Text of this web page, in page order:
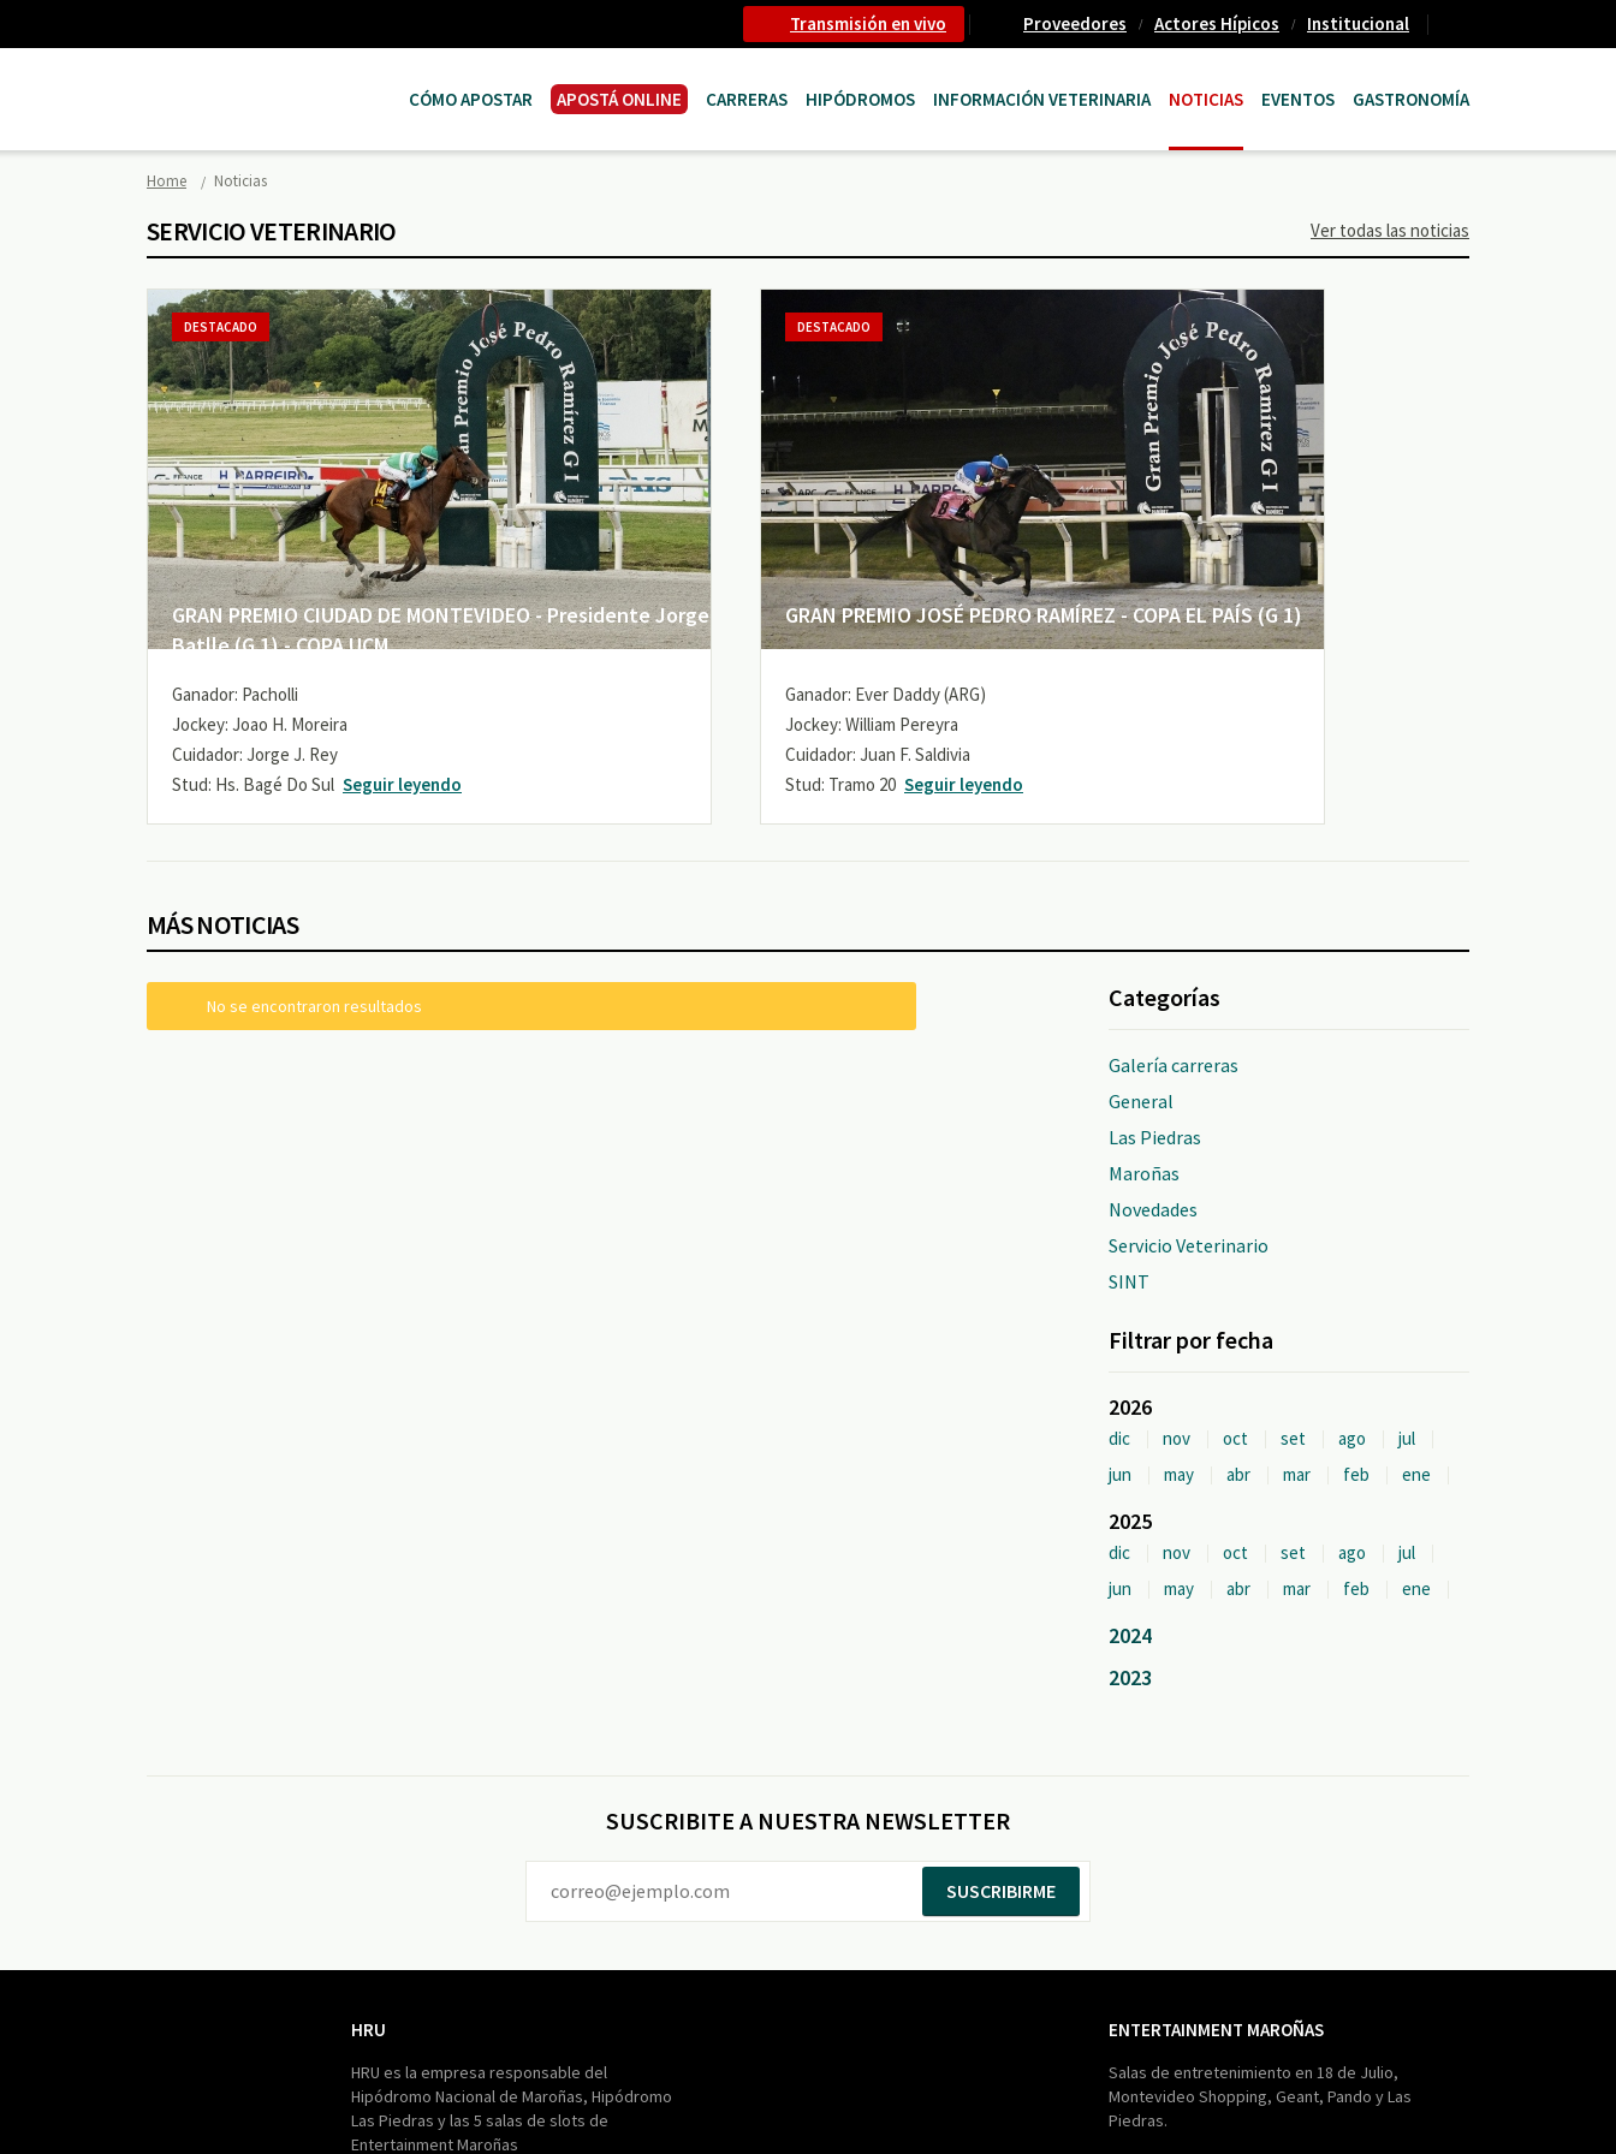
Transmisión en vivo Proveedores Actores Hípicos Institucional
CÓMO APOSTAR APOSTÁ ONLINE CARRERAS HIPÓDROMOS INFORMACIÓN VETERINARIA NOTICIAS EVENTOS GASTRONOMÍA
Home Noticias
SERVICIO VETERINARIO Ver todas las noticias
GRAN PREMIO CIUDAD DE MONTEVIDEO - Presidente Jorge
Batlle (G 1) - COPA UCM
DESTACADO
Ganador: Pacholli
Jockey: Joao H. Moreira
Cuidador: Jorge J. Rey
Stud: Hs. Bagé Do Sul Seguir leyendo
GRAN PREMIO JOSÉ PEDRO RAMÍREZ - COPA EL PAÍS (G 1)
DESTACADO
Ganador: Ever Daddy (ARG)
Jockey: William Pereyra
Cuidador: Juan F. Saldivia
Stud: Tramo 20 Seguir leyendo
MÁS NOTICIAS
No se encontraron resultados Categorías
Galería carreras
General
Las Piedras
Maroñas
Novedades
Servicio Veterinario
SINT
Filtrar por fecha
2026
dic nov oct set ago
jul
jun
may abr mar feb ene
2025
dic nov oct set ago
jul
jun
may abr mar feb ene
2024
2023
SUSCRIBITE A NUESTRA NEWSLETTER
SUSCRIBIRME
HRU
HRU es la empresa responsable del
Hipódromo Nacional de Maroñas, Hipódromo
Las Piedras y las 5 salas de slots de
Entertainment Maroñas
ENTERTAINMENT MAROÑAS
Salas de entretenimiento en 18 de Julio,
Montevideo Shopping, Geant, Pando y Las
Piedras.